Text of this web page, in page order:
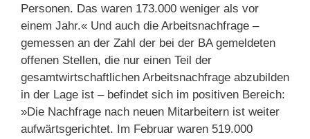
Personen. Das waren 173.000 weniger als vor
einem Jahr.« Und auch die Arbeitsnachfrage –
gemessen an der Zahl der bei der BA gemeldeten
offenen Stellen, die nur einen Teil der
gesamtwirtschaftlichen Arbeitsnachfrage abzubilden
in der Lage ist – befindet sich im positiven Bereich:
»Die Nachfrage nach neuen Mitarbeitern ist weiter
aufwärtsgerichtet. Im Februar waren 519.000